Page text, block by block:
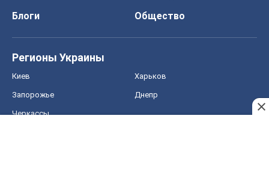
Блоги
Общество
Регионы Украины
Киев Харьков
Запорожье Днепр
Черкассы